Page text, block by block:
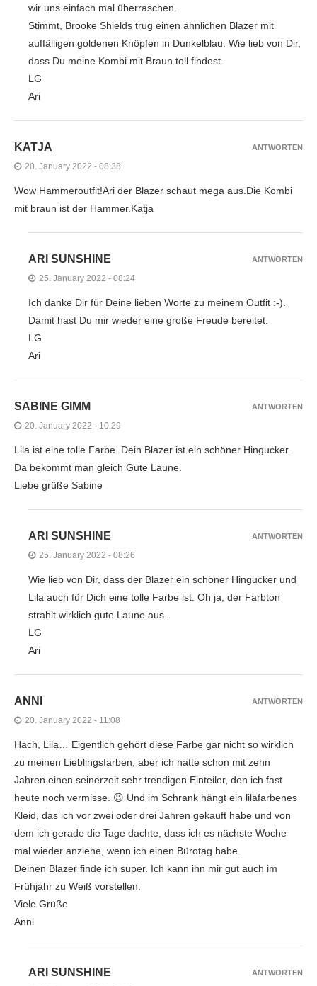
wir uns einfach mal überraschen.
Stimmt, Brooke Shields trug einen ähnlichen Blazer mit
auffälligen goldenen Knöpfen in Dunkelblau. Wie lieb von Dir,
dass Du meine Kombi mit Braun toll findest.
LG
Ari
KATJA
20. January 2022 - 08:38
Wow Hammeroutfit!Ari der Blazer schaut mega aus.Die Kombi
mit braun ist der Hammer.Katja
ANTWORTEN
ARI SUNSHINE
25. January 2022 - 08:24
Ich danke Dir für Deine lieben Worte zu meinem Outfit :-).
Damit hast Du mir wieder eine große Freude bereitet.
LG
Ari
ANTWORTEN
SABINE GIMM
20. January 2022 - 10:29
Lila ist eine tolle Farbe. Dein Blazer ist ein schöner Hingucker.
Da bekommt man gleich Gute Laune.
Liebe grüße Sabine
ANTWORTEN
ARI SUNSHINE
25. January 2022 - 08:26
Wie lieb von Dir, dass der Blazer ein schöner Hingucker und
Lila auch für Dich eine tolle Farbe ist. Oh ja, der Farbton
strahlt wirklich gute Laune aus.
LG
Ari
ANTWORTEN
ANNI
20. January 2022 - 11:08
Hach, Lila… Eigentlich gehört diese Farbe gar nicht so wirklich
zu meinen Lieblingsfarben, aber ich hatte schon mit zehn
Jahren einen seinerzeit sehr trendigen Einteiler, den ich fast
heute noch vermisse. 😉 Und im Schrank hängt ein lilafarbenes
Kleid, das ich vor zwei oder drei Jahren gekauft habe und von
dem ich gerade die Tage dachte, dass ich es nächste Woche
mal wieder anziehe, wenn ich einen Bürotag habe.
Deinen Blazer finde ich super. Ich kann ihn mir gut auch im
Frühjahr zu Weiß vorstellen.
Viele Grüße
Anni
ANTWORTEN
ARI SUNSHINE ANTWORTEN